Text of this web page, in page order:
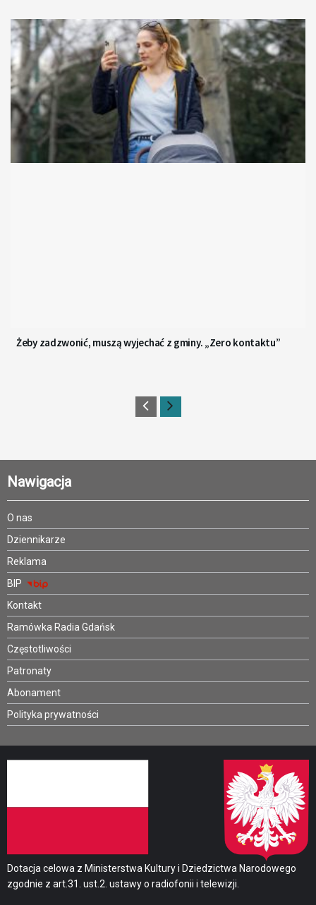
Żeby zadzwonić, muszą wyjechać z gminy. „Zero kontaktu”
Nawigacja
O nas
Dziennikarze
Reklama
BIP
Kontakt
Ramówka Radia Gdańsk
Częstotliwości
Patronaty
Abonament
Polityka prywatności
Dotacja celowa z Ministerstwa Kultury i Dziedzictwa Narodowego
zgodnie z art.31. ust.2. ustawy o radiofonii i telewizji.